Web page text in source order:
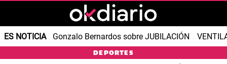
ES NOTICIA Gonzalo Bernardos sobre JUBILACIÓN
DEPORTES